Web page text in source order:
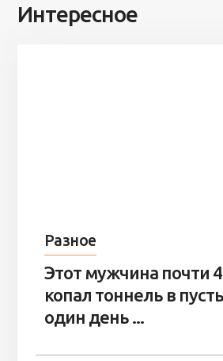
Интересное
Разное
Этот мужчина почти
копал тоннель в
один день ...